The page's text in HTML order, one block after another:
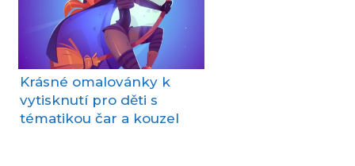
Krásné omalovánky k
vytisknutí pro děti s
tématikou čar a kouzel